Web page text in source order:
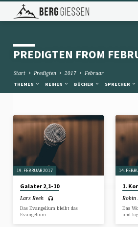
PREDIGTEN FROM
Start Predigten 2017 Februar
THEMEN REIHEN BÜCHER SPRECHER
PREDIGTEN
FROM
FEBRUAR
2017
19. FEBRUAR 2017
Galater 2,1-10
Lars Reeh
Das Evangelium bleibt das
Evangelium
14.
1.
Robin
Das
und